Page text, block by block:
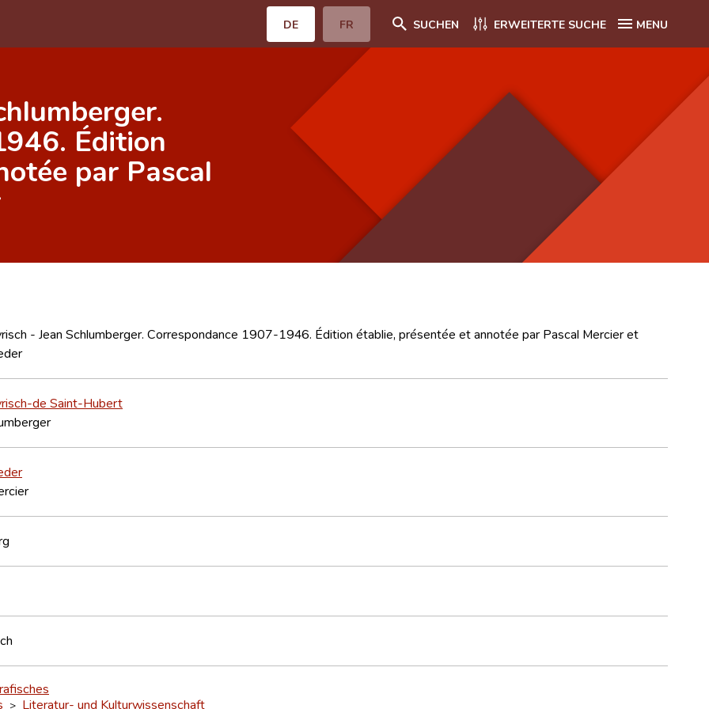
DE FR SUCHEN ERWEITERTE SUCHE MENU
Édition
par Pascal
- Jean Schlumberger. Correspondance 1907-1946. Édition établie, présentée et annotée par Pascal Mercier et
de Saint-Hubert
> Literatur- und Kulturwissenschaft